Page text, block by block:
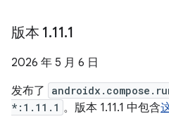
版本 1.11.1
2026 年 5 月 6 日
发布了
*:1.11.1 。版本 1.11.1 中包含